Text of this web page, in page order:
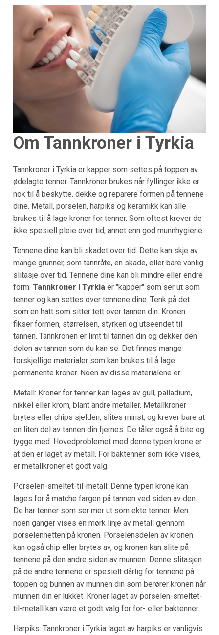
Om Tannkroner i Tyrkia
Tannkroner i Tyrkia er kapper som settes på toppen av
ødelagte tenner. Tannkroner brukes når fyllinger ikke er
nok til å beskytte, dekke og reparere formen på tennene
dine. Metall, porselen, harpiks og keramikk kan alle
brukes til å lage kroner for tenner. Som oftest krever de
ikke spesiell pleie over tid, annet enn god munnhygiene.
Tennene dine kan bli skadet over tid. Dette kan skje av
mange grunner, som tannråte, en skade, eller bare vanlig
slitasje over tid. Tennene dine kan bli mindre eller endre
form. Tannkroner i Tyrkia er "kapper" som ser ut som
tenner og kan settes over tennene dine. Tenk på det
som en hatt som sitter tett over tannen din. Kronen
fikser formen, størrelsen, styrken og utseendet til
tannen. Tannkronen er limt til tannen din og dekker den
delen av tannen som du kan se. Det finnes mange
forskjellige materialer som kan brukes til å lage
permanente kroner. Noen av disse materialene er:
Metall: Kroner for tenner kan lages av gull, palladium,
nikkel eller krom, blant andre metaller. Metallkroner
brytes eller chips sjelden, slites minst, og krever bare at
en liten del av tannen din fjernes. De tåler også å bite og
tygge med. Hovedproblemet med denne typen krone er
at den er laget av metall. For baktenner som ikke vises,
er metallkroner et godt valg.
Porselen-smeltet-til-metall: Denne typen krone kan
lages for å matche fargen på tannen ved siden av den.
De har tenner som ser mer ut som ekte tenner. Men
noen ganger vises en mørk linje av metall gjennom
porselenhetten på kronen. Porselensdelen av kronen
kan også chip eller brytes av, og kronen kan slite på
tennene på den andre siden av munnen. Denne slitasjen
på de andre tennene er spesielt dårlig for tennene på
toppen og bunnen av munnen din som berører kronen når
munnen din er lukket. Kroner laget av porselen-smeltet-
til-metall kan være et godt valg for for- eller baktenner.
Harpiks: Tannkroner i Tyrkia laget av harpiks er vanligvis